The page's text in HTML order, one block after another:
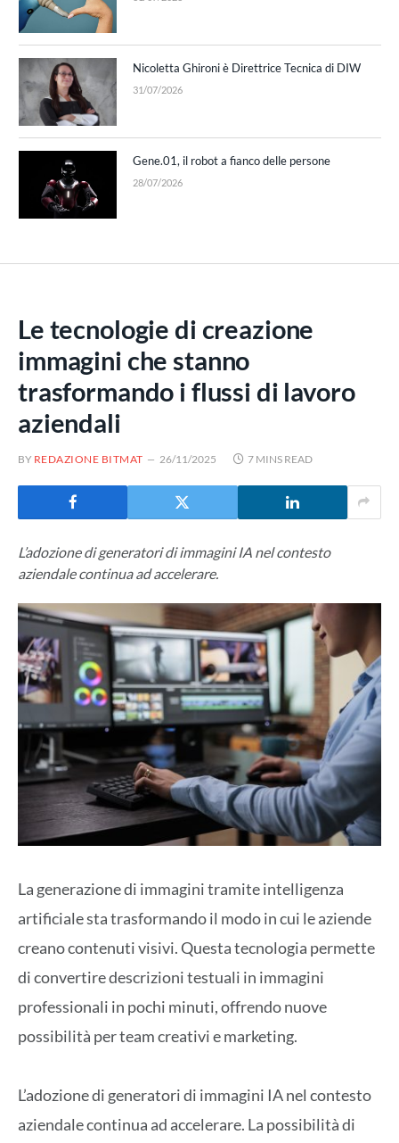
Nicoletta Ghironi è Direttrice Tecnica di DIW
31/07/2026
Gene.01, il robot a fianco delle persone
28/07/2026
Le tecnologie di creazione
immagini che stanno
trasformando i flussi di lavoro
aziendali
BY REDAZIONE BITMAT 26/11/2025 7 MINS READ
L’adozione di generatori di immagini IA nel contesto
aziendale continua ad accelerare.
La generazione di immagini tramite intelligenza
artificiale sta trasformando il modo in cui le aziende
creano contenuti visivi. Questa tecnologia permette
di convertire descrizioni testuali in immagini
professionali in pochi minuti, offrendo nuove
possibilità per team creativi e marketing.
L’adozione di generatori di immagini IA nel contesto
aziendale continua ad accelerare. La possibilità di